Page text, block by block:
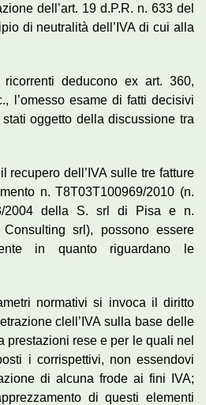
dell’art. 19 d.P.R. n. 633 del
di neutralità dell’IVA di cui alla
deducono ex art. 360,
l’omesso esame di fatti decisivi
oggetto della discussione tra
recupero dell’IVA sulle tre fatture
n. T8T03T100969/2010 (n.
2004 della S. srl di Pisa e n.
srl), possono essere
in quanto riguardano le
normativi si invoca il diritto
clell’IVA sulla base delle
prestazioni rese e per le quali nel
i corrispettivi, non essendovi
di alcuna frode ai fini IVA;
di questi elementi